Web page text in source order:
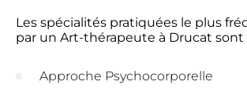
Les spécialités pratiquées le plus
par un Art-thérapeute à Drucat sont
Approche Psychocorporelle